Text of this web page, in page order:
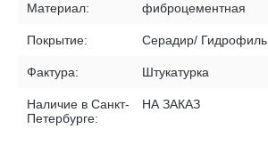
Материал: фиброцементная
Покрытие: Серадир/ Гидрофиль
Фактура: Штукатурка
Наличие в Санкт-
Петербурге:
НА ЗАКАЗ